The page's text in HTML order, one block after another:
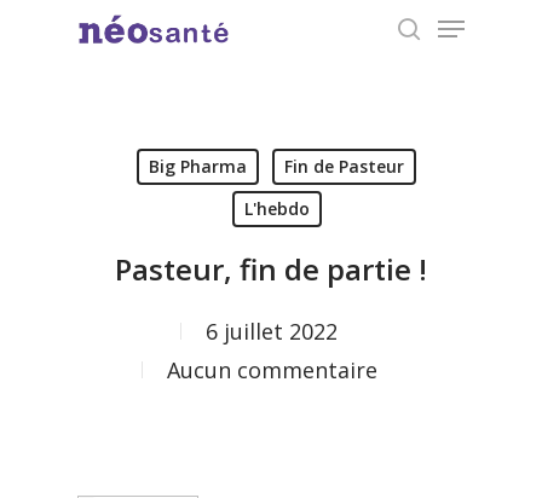
Menu
Big Pharma
Fin de Pasteur
L'hebdo
Pasteur, fin de partie !
6 juillet 2022
Aucun commentaire